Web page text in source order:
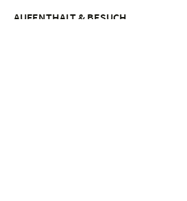
AUFENTHALT & BESUCH